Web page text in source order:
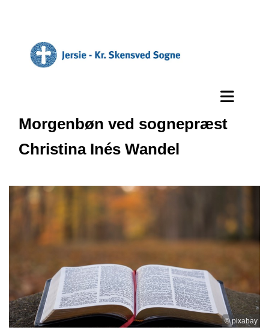
Morgenbøn ved sognepræst
Christina Inés Wandel
© pixabay